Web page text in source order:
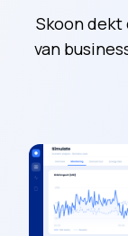
Skoon
van